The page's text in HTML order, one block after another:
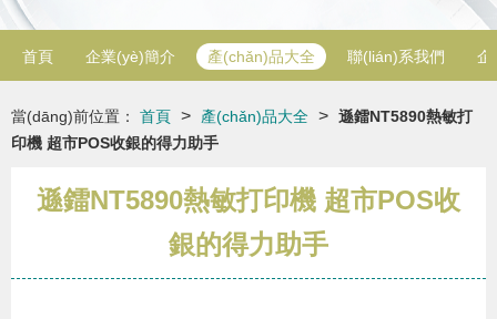
首頁 企業(yè)簡介 產(chǎn)品大全 聯(lián)系我們 企
當(dāng)前位置： 首頁 > 產(chǎn)品大全 > 遜鐳NT5890熱敏打
印機 超市POS收銀的得力助手
遜鐳NT5890熱敏打印機 超市POS收
銀的得力助手